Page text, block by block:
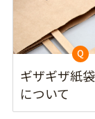
ギザギザ紙
について